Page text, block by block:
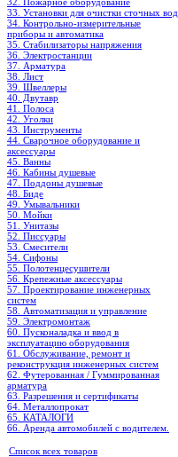
33. Установки для очистки сточных вод
34. Контрольно-измерительные
приборы и автоматика
35. Стабилизаторы напряжения
36. Электростанции
37. Арматура
38. Лист
39. Швеллеры
40. Двутавр
41. Полоса
42. Уголки
43. Инструменты
44. Сварочное оборудование и
аксессуары
45. Ванны
46. Кабины душевые
47. Поддоны душевые
48. Биде
49. Умывальники
50. Мойки
51. Унитазы
52. Писсуары
53. Смесители
54. Сифоны
55. Полотенцесушители
56. Крепежные аксессуары
57. Проектирование инженерных
систем
58. Автоматизация и управление
59. Электромонтаж
60. Пусконаладка и ввод в
эксплуатацию оборудования
61. Обслуживание, ремонт и
реконструкция инженерных систем
62. Футерованная / Гуммированная
арматура
63. Разрешения и сертификаты
64. Металлопрокат
65. КАТАЛОГИ
66. Аренда автомобилей с водителем.
Список всех товаров